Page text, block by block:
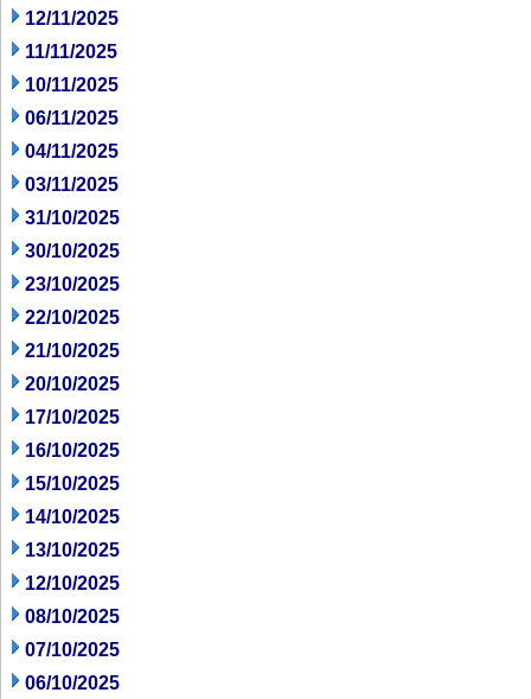
12/11/2025
11/11/2025
10/11/2025
06/11/2025
04/11/2025
03/11/2025
31/10/2025
30/10/2025
23/10/2025
22/10/2025
21/10/2025
20/10/2025
17/10/2025
16/10/2025
15/10/2025
14/10/2025
13/10/2025
12/10/2025
08/10/2025
07/10/2025
06/10/2025